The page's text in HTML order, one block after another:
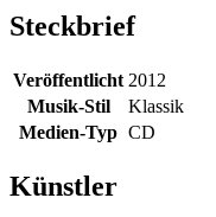
Steckbrief
Veröffentlicht 2012
Musik-Stil
Klassik
Medien-Typ CD
Künstler